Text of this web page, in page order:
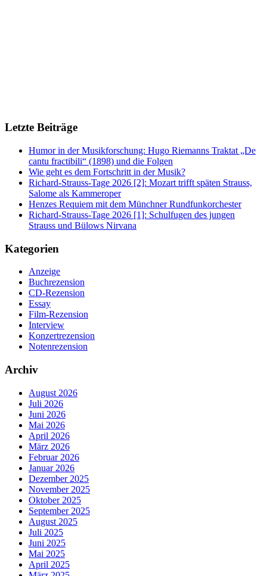
Letzte Beiträge
Humor in der Musikforschung: Hugo Riemanns Traktat „De
cantu fractibili“ (1898) und die Folgen
Wie geht es dem Fortschritt in der Musik?
Richard-Strauss-Tage 2026 [2]: Mozart trifft späten Strauss,
Salome als Kammeroper
Henzes Requiem mit dem Münchner Rundfunkorchester
Richard-Strauss-Tage 2026 [1]: Schulfugen des jungen
Strauss und Bülows Nirvana
Kategorien
Anzeige
Buchrezension
CD-Rezension
Essay
Film-Rezension
Interview
Konzertrezension
Notenrezension
Archiv
August 2026
Juli 2026
Juni 2026
Mai 2026
April 2026
März 2026
Februar 2026
Januar 2026
Dezember 2025
November 2025
Oktober 2025
September 2025
August 2025
Juli 2025
Juni 2025
Mai 2025
April 2025